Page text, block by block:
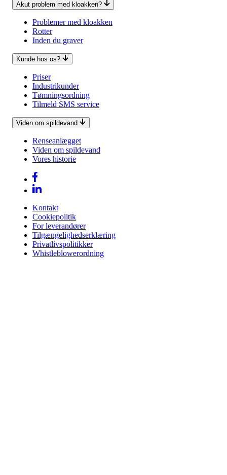
Akut problem med kloakken?
Problemer med kloakken
Rotter
Inden du graver
Kunde hos os?
Priser
Industrikunder
Tømningsordning
Tilmeld SMS service
Viden om spildevand
Renseanlægget
Viden om spildevand
Vores historie
Kontakt
Cookiepolitik
For leverandører
Tilgængelighedserklæring
Privatlivspolitikker
Whistleblowerordning